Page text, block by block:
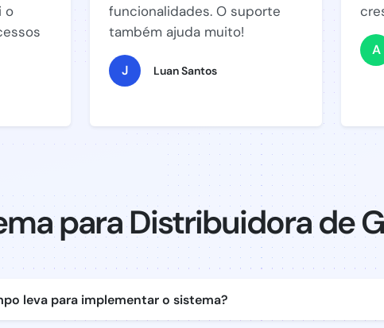
o
funcionalidades. O suporte
também ajuda muito!
J Luan Santos
A
para Distribuidora de
leva para implementar o sistema?